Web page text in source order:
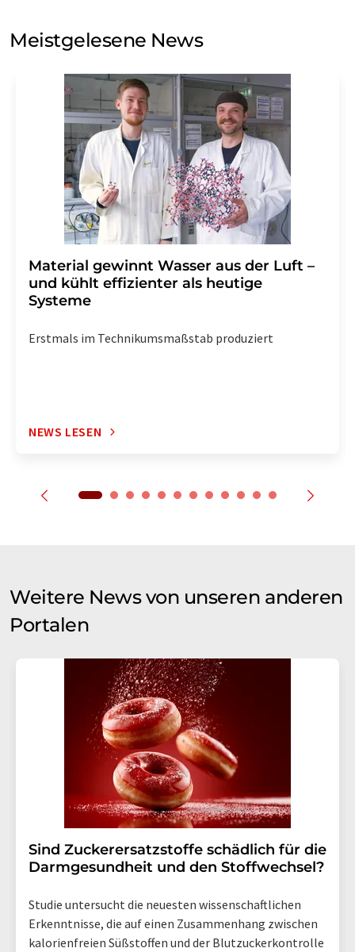
Meinungsforschung per E-Mail kontaktieren. Ihre
Einwilligung können Sie jederzeit ohne Angabe von
Str. 2, 12489 Berlin oder per E-Mail unter
widerruf@lumitos.commit Wirkung für die Zukunft
widerrufen. Zudem ist in jeder E-Mail ein Link zur
Abbestellung des entsprechenden Newsletters
enthalten.
Meistgelesene News
Material gewinnt Wasser aus der Luft –
und kühlt effizienter als heutige
Systeme
Erstmals im Technikumsmaßstab produziert
NEWS LESEN
Weitere News von unseren anderen
Portalen
Sind Zuckerersatzstoffe schädlich für die
Darmgesundheit und den Stoffwechsel?
Studie untersucht die neuesten wissenschaftlichen
Erkenntnisse, die auf einen Zusammenhang zwischen
kalorienfreien Süßstoffen und der Blutzuckerkontrolle